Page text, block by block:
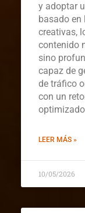
y adoptar
basado en
creativas,
contenido
sino
capaz de
de tráfico
con un
LEER MÁS »
10/05/2026